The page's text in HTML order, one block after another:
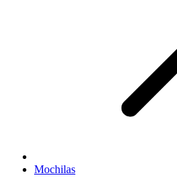
Mochilas